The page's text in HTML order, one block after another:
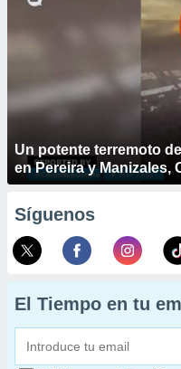
Un potente terremoto
en Pereira y Manizales,
Síguenos
El Tiempo en tu